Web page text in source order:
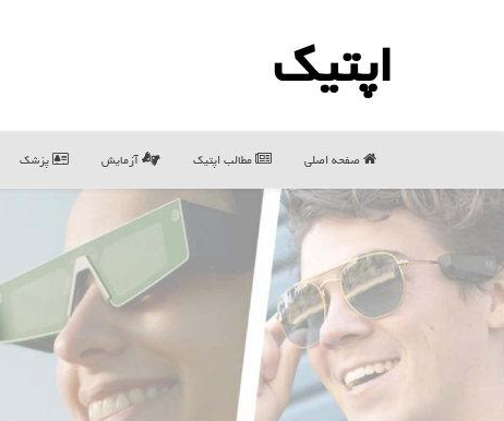
اپتیك
صفحه اصلی مطالب اپتیك آزمایش پزشک